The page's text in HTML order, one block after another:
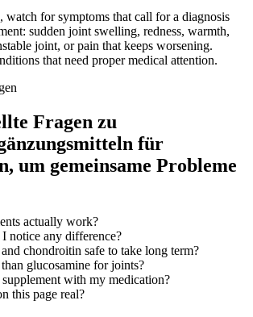
watch for symptoms that call for a diagnosis
sudden joint swelling, redness, warmth,
joint, or pain that keeps worsening.
that need proper medical attention.
Fragen zu
für
um gemeinsame Probleme
actually work?
notice any difference?
chondroitin safe to take long term?
glucosamine for joints?
with my medication?
this page real?